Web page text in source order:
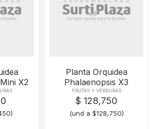
X2
Planta Orquidea
Phalaenopsis X3
FRUTAS Y VERDURAS
$ 128,750
(und a $128,750)